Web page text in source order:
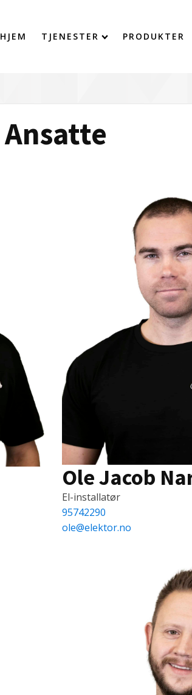
HJEM TJENESTER PRODUKTER
Ansatte
Ole Jacob
El-installatør
95742290
ole@elektor.no